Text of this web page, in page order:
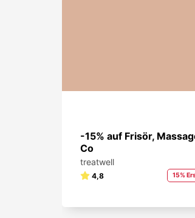
-15% auf Frisör,
Co
treatwell
4,8 15%